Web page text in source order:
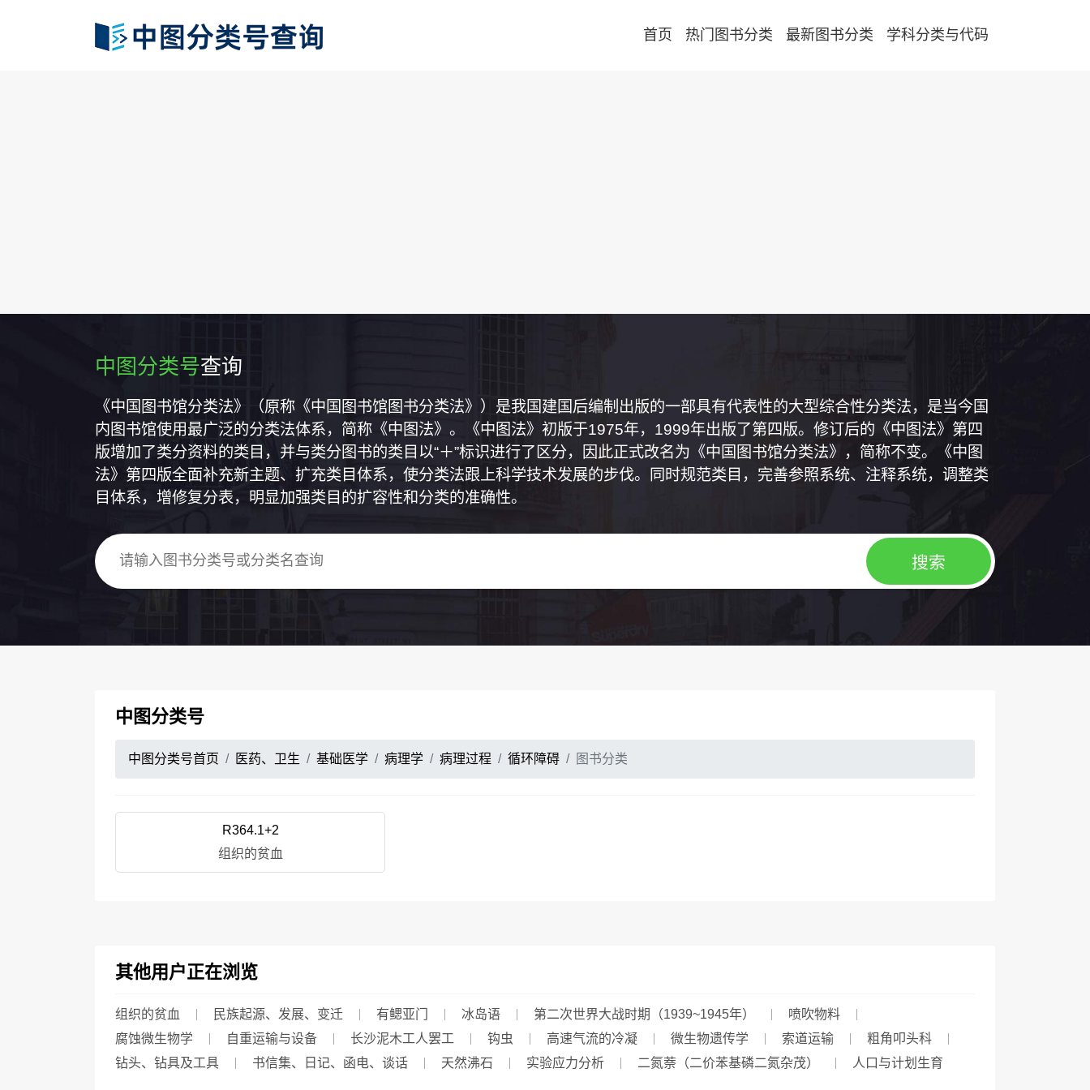
首页 热门图书分类 最新图书分类 学科分类与代码
中图分类号查询
《中国图书馆分类法》（原称《中国图书馆图书分类法》）是我国建国后编制出版的一部具有代表性的大型综合性分类法，是当今国
内图书馆使用最广泛的分类法体系，简称《中图法》。《中图法》初版于1975年，1999年出版了第四版。修订后的《中图法》第四
版增加了类分资料的类目，并与类分图书的类目以“＋”标识进行了区分，因此正式改名为《中国图书馆分类法》，简称不变。《中图
法》第四版全面补充新主题、扩充类目体系，使分类法跟上科学技术发展的步伐。同时规范类目，完善参照系统、注释系统，调整类
目体系，增修复分表，明显加强类目的扩容性和分类的准确性。
中图分类号
中图分类号首页 医药、卫生 基础医学 病理学 病理过程 循环障碍 图书分类
R364.1+2
组织的贫血
其他用户正在浏览
组织的贫血 民族起源、发展、变迁 有鳃亚门 冰岛语 第二次世界大战时期（1939~1945年）
喷吹物料
腐蚀微生物学
自重运输与设备 长沙泥木工人罢工 钩虫 高速气流的冷凝 微生物遗传学 索道运输
粗角叩头科
钻头、钻具及工具
书信集、日记、函电、谈话 天然沸石 实验应力分析 二氮萘（二价苯基磷二氮杂茂） 人口与计划生育